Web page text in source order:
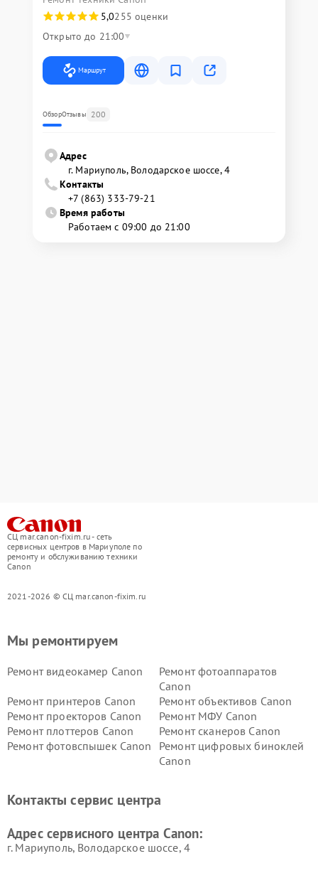
5,0255 оценки
Открыто до 21:00
Маршрут
ОбзорОтзывы 200
Адрес
г. Мариуполь, Володарское шоссе, 4
Контакты
+7 (863) 333-79-21
Время работы
Работаем с 09:00 до 21:00
СЦ mar.canon-fixim.ru - сеть
сервисных центров в Мариуполе по
ремонту и обслуживанию техники
Canon
2021-2026 © СЦ mar.canon-fixim.ru
Мы ремонтируем
Ремонт видеокамер Canon
Ремонт фотоаппаратов
Canon
Ремонт принтеров Canon
Ремонт объективов Canon
Ремонт проекторов Canon
Ремонт МФУ Canon
Ремонт плоттеров Canon
Ремонт сканеров Canon
Ремонт фотовспышек Canon
Ремонт цифровых биноклей
Canon
Контакты сервис центра
Адрес сервисного центра Canon:
г. Мариуполь, Володарское шоссе, 4